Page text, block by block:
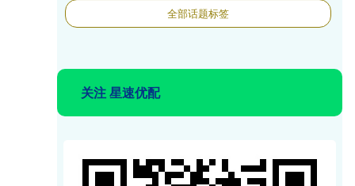
全部话题标签
关注 星速优配